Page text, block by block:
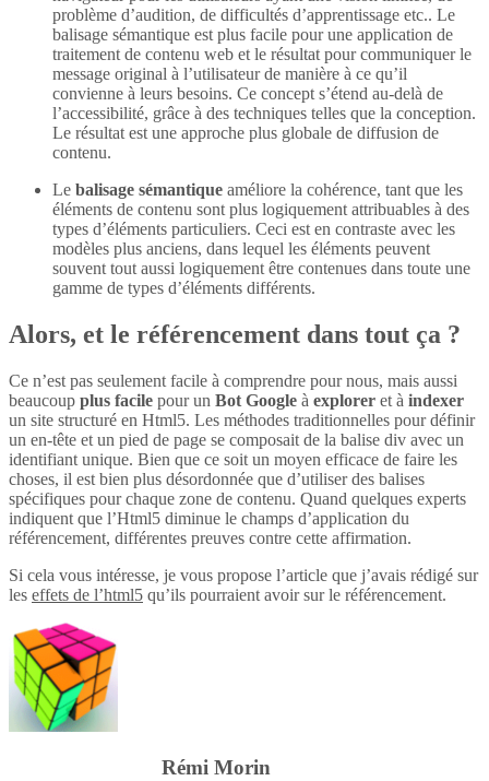
problème d’audition, de difficultés d’apprentissage etc.. Le
balisage sémantique est plus facile pour une application de
traitement de contenu web et le résultat pour communiquer le
message original à l’utilisateur de manière à ce qu’il
convienne à leurs besoins. Ce concept s’étend au-delà de
l’accessibilité, grâce à des techniques telles que la conception.
Le résultat est une approche plus globale de diffusion de
contenu.
Le balisage sémantique améliore la cohérence, tant que les
éléments de contenu sont plus logiquement attribuables à des
types d’éléments particuliers. Ceci est en contraste avec les
modèles plus anciens, dans lequel les éléments peuvent
souvent tout aussi logiquement être contenues dans toute une
gamme de types d’éléments différents.
Alors, et le référencement dans tout ça ?
Ce n’est pas seulement facile à comprendre pour nous, mais aussi
beaucoup plus facile pour un Bot Google à explorer et à indexer
un site structuré en Html5. Les méthodes traditionnelles pour définir
un en-tête et un pied de page se composait de la balise div avec un
identifiant unique. Bien que ce soit un moyen efficace de faire les
choses, il est bien plus désordonnée que d’utiliser des balises
spécifiques pour chaque zone de contenu. Quand quelques experts
indiquent que l’Html5 diminue le champs d’application du
référencement, différentes preuves contre cette affirmation.
Si cela vous intéresse, je vous propose l’article que j’avais rédigé sur
les effets de l’html5 qu’ils pourraient avoir sur le référencement.
Rémi Morin